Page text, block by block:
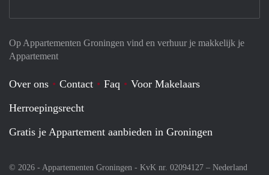
Op Appartementen Groningen vind en verhuur je makkelijk je
Appartement
Over ons Contact Faq
Voor Makelaars
Herroepingsrecht
Gratis je Appartement aanbieden in Groningen
© 2026 - Appartementen Groningen - KvK nr. 02094127 – Nederland